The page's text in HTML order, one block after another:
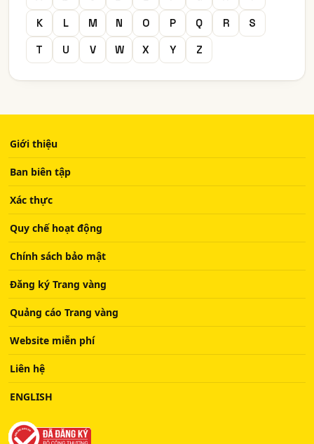
K
L M N O P Q R
S
T
U V W X Y Z
Giới thiệu
Ban biên tập
Xác thực
Quy chế hoạt động
Chính sách bảo mật
Đăng ký Trang vàng
Quảng cáo Trang vàng
Website miễn phí
Liên hệ
ENGLISH